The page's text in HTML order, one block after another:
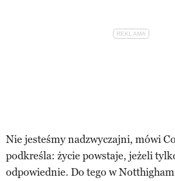
Nie jesteśmy nadzwyczajni, mówi
podkreśla: życie powstaje, jeżeli
odpowiednie. Do tego w